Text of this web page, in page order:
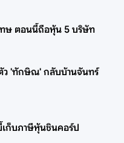
เช็กสถานะธุรกิจ ‘ทักษิณ’ ในวันพักโทษ ตอนนี้ถือหุ้น 5 บริษัท
ว 'ทักษิณ' กลับบ้านจันทร์
เก็บภาษีหุ้นชินคอร์ป